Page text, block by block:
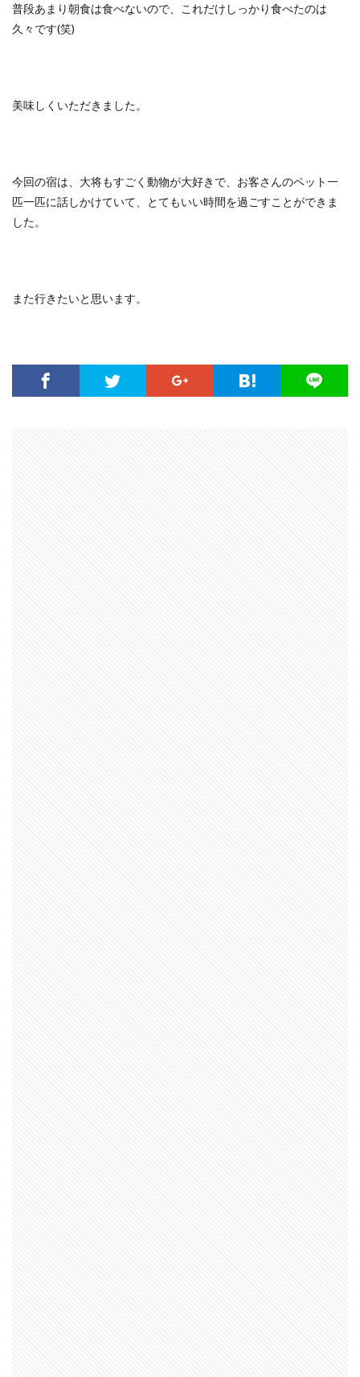
普段あまり朝食は食べないので、これだけしっかり食べたのは
久々です(笑)
美味しくいただきました。
今回の宿は、大将もすごく動物が大好きで、お客さんのペット一
匹一匹に話しかけていて、とてもいい時間を過ごすことができま
した。
また行きたいと思います。